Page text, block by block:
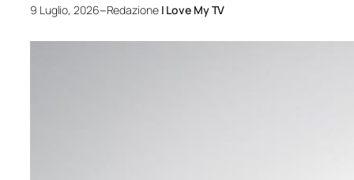
9 Luglio, 2026–Redazione I Love My TV